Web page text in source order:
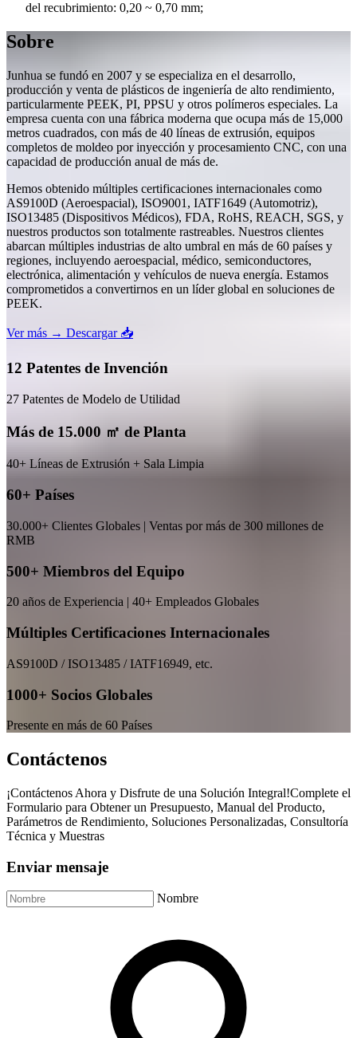
del recubrimiento: 0,20 ~ 0,70 mm;
Sobre
Junhua se fundó en 2007 y se especializa en el desarrollo,
producción y venta de plásticos de ingeniería de alto rendimiento,
particularmente PEEK, PI, PPSU y otros polímeros especiales. La
empresa cuenta con una fábrica moderna que ocupa más de 15,000
metros cuadrados, con más de 40 líneas de extrusión, equipos
completos de moldeo por inyección y procesamiento CNC, con una
capacidad de producción anual de más de.
Hemos obtenido múltiples certificaciones internacionales como
AS9100D (Aeroespacial), ISO9001, IATF1649 (Automotriz),
ISO13485 (Dispositivos Médicos), FDA, RoHS, REACH, SGS, y
nuestros productos son totalmente rastreables. Nuestros clientes
abarcan múltiples industrias de alto umbral en más de 60 países y
regiones, incluyendo aeroespacial, médico, semiconductores,
electrónica, alimentación y vehículos de nueva energía. Estamos
comprometidos a convertirnos en un líder global en soluciones de
PEEK.
Ver más → Descargar 📥
12 Patentes de Invención
27 Patentes de Modelo de Utilidad
Más de 15.000 ㎡ de Planta
40+ Líneas de Extrusión + Sala Limpia
60+ Países
30.000+ Clientes Globales | Ventas por más de 300 millones de
RMB
500+ Miembros del Equipo
20 años de Experiencia | 40+ Empleados Globales
Múltiples Certificaciones Internacionales
AS9100D / ISO13485 / IATF16949, etc.
1000+ Socios Globales
Presente en más de 60 Países
Contáctenos
¡Contáctenos Ahora y Disfrute de una Solución Integral!Complete el
Formulario para Obtener un Presupuesto, Manual del Producto,
Parámetros de Rendimiento, Soluciones Personalizadas, Consultoría
Técnica y Muestras
Enviar mensaje
Nombre